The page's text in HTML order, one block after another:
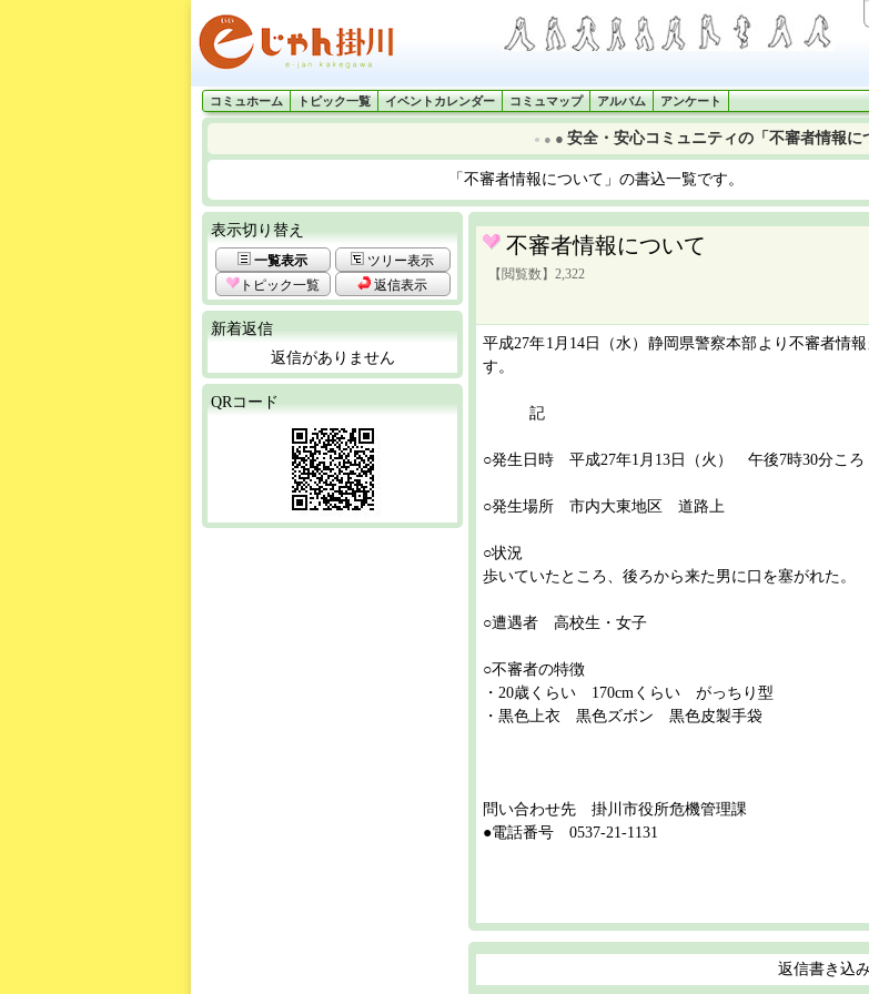
コミュホーム トピック一覧 イベントカレンダー コミュマップ アルバム アンケート
● ● ● 安全・安心コミュニティの「不審者情報に
「不審者情報について」の書込一覧です。
表示切り替え
一覧表示
ツリー表示
トピック一覧
返信表示
新着返信
返信がありません
QRコード
不審者情報について
【閲覧数】2,322
平成27年1月14日（水）静岡県警察本部より不審者情
す。
記
○発生日時 平成27年1月13日（火） 午後7時30分ころ
○発生場所 市内大東地区 道路上
○状況
歩いていたところ、後ろから来た男に口を塞がれた。
○遭遇者 高校生・女子
○不審者の特徴
・20歳くらい 170cmくらい がっちり型
・黒色上衣 黒色ズボン 黒色皮製手袋
問い合わせ先 掛川市役所危機管理課
●電話番号 0537-21-1131
返信書き込